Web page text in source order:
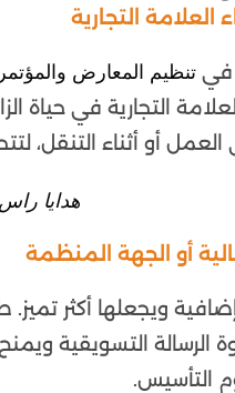
التجارية
في تنظيم المعارض
التجارية في حياة
أو أثناء التنقل،
هدايا
أو الجهة المنظمة
ويجعلها أكثر تميز.
الرسالة التسويقية
التأسيس.